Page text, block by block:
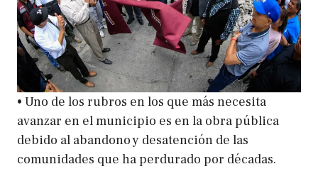
• Uno de los rubros en los que más necesita
avanzar en el municipio es en la obra pública
debido al abandono y desatención de las
comunidades que ha perdurado por décadas.